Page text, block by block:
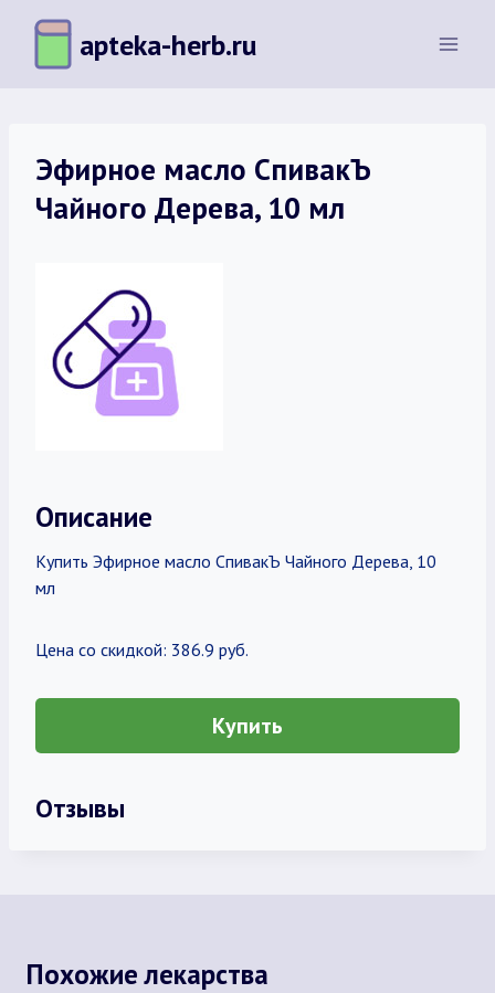
Перейти
содержимому
apteka-herb.ru
Эфирное масло СпивакЪ
Чайного Дерева, 10 мл
Описание
Купить Эфирное масло СпивакЪ Чайного Дерева, 10
мл
Цена со скидкой: 386.9 руб.
Купить
Отзывы
Похожие лекарства